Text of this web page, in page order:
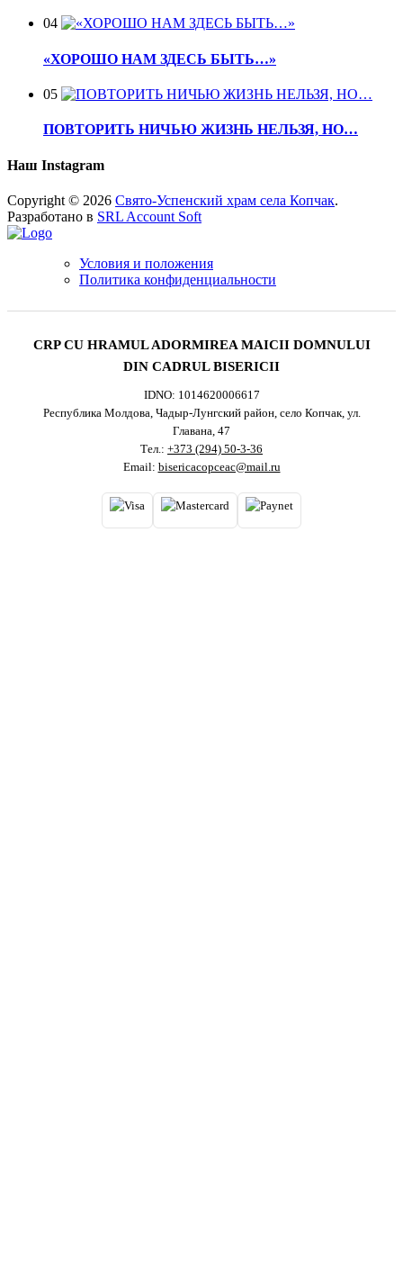
04
«ХОРОШО НАМ ЗДЕСЬ БЫТЬ…»
05
ПОВТОРИТЬ НИЧЬЮ ЖИЗНЬ НЕЛЬЗЯ, НО…
Наш Instagram
Copyright © 2026 Свято-Успенский храм села Копчак.
Разработано в SRL Account Soft
Условия и положения
Политика конфиденциальности
CRP CU HRAMUL ADORMIREA MAICII DOMNULUI
DIN CADRUL BISERICII
IDNO: 1014620006617
Республика Молдова, Чадыр-Лунгский район, село Копчак, ул.
Главана, 47
Тел.: +373 (294) 50-3-36
Email: bisericacopceac@mail.ru